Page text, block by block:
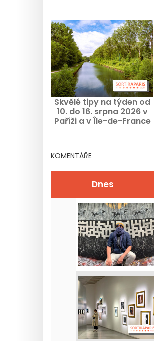
Skvělé tipy na týden od
10. do 16. srpna 2026 v
Paříži a v Île-de-France
KOMENTÁŘE
Dnes